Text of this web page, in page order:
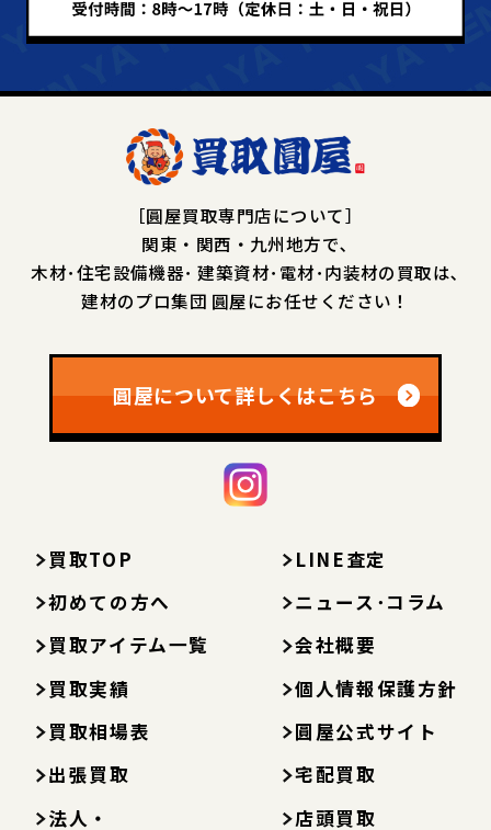
［圓屋買取専門店について］
関東・関西・九州地方で､
木材･住宅設備機器･ 建築資材･電材･内装材の買取は､
建材のプロ集団 圓屋にお任せください！
圓屋について詳しくはこちら
買取TOP
初めての方へ
買取アイテム一覧
買取実績
買取相場表
出張買取
法人・
LINE査定
ニュース･コラム
会社概要
個人情報保護方針
圓屋公式サイト
宅配買取
店頭買取